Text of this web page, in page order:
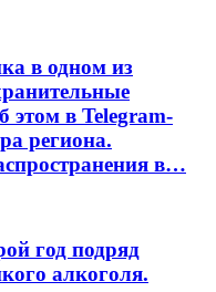
в одном из
этом в Telegram-
региона.
в…
год подряд
алкоголя.